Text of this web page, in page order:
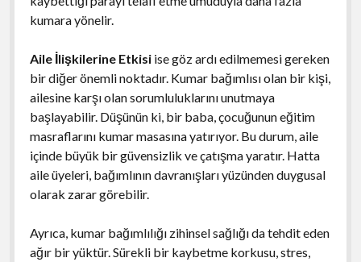
kumara yönelir.
Aile İlişkilerine Etkisiise göz ardı edilmemesi gereken
bir diğer önemli noktadır. Kumar bağımlısı olan bir kişi,
ailesine karşı olan sorumluluklarını unutmaya
başlayabilir. Düşünün ki, bir baba, çocuğunun eğitim
masraflarını kumar masasına yatırıyor. Bu durum, aile
içinde büyük bir güvensizlik ve çatışma yaratır. Hatta
aile üyeleri, bağımlının davranışları yüzünden duygusal
olarak zarar görebilir.
Ayrıca, kumar bağımlılığı zihinsel sağlığı da tehdit eden
ağır bir yüktür. Sürekli bir kaybetme korkusu, stres,